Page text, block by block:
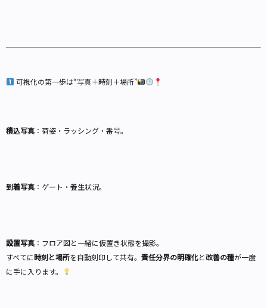
可視化の第一歩は“写真＋時刻＋場所”
積込写真：荷姿・ラッシング・番号。
到着写真：ゲート・養生状況。
設置写真：フロア図と一緒に仮置き状態を撮影。
すべてに時刻と場所を自動刻印して共有。 責任分界の明確化と改善の種が一度
に手に入ります。